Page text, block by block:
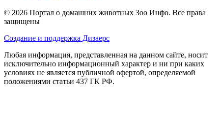
© 2026 Портал о домашних животных Зоо Инфо. Все права
защищены
Создание и поддержка Дизаерс
Любая информация, представленная на данном сайте, носит
исключительно информационный характер и ни при каких
условиях не является публичной офертой, определяемой
положениями статьи 437 ГК РФ.